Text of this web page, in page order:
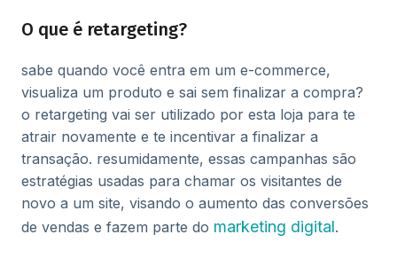
O que é retargeting?
sabe quando você entra em um e-commerce,
visualiza um produto e sai sem finalizar a compra?
o retargeting vai ser utilizado por esta loja para te
atrair novamente e te incentivar a finalizar a
transação. resumidamente, essas campanhas são
estratégias usadas para chamar os visitantes de
novo a um site, visando o aumento das conversões
de vendas e fazem parte do marketing digital.